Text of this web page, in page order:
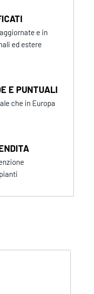
e in
ed estere
E PUNTUALI
che in Europa